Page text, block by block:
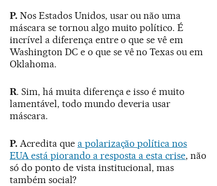
P.Nos Estados Unidos, usar ou não uma
máscara se tornou algo muito político. É
incrível a diferença entre o que se vê em
Washington DC e o que se vê no Texas ou em
Oklahoma.
R. Sim, há muita diferença e isso é muito
lamentável, todo mundo deveria usar
máscara.
P.Acredita que a polarização política nos
EUA está piorando a resposta a esta crise, não
só do ponto de vista institucional, mas
também social?